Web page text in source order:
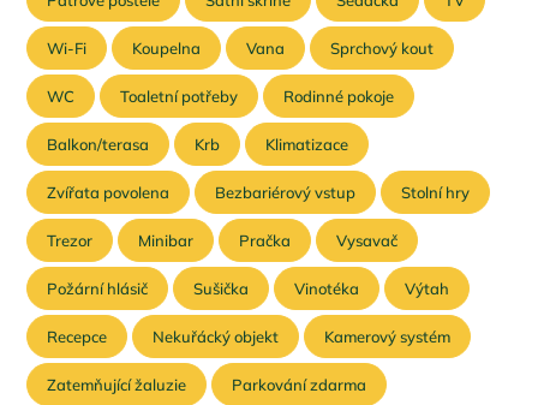
Wi-Fi Koupelna Vana Sprchový kout
WC Toaletní potřeby Rodinné pokoje
Balkon/terasa Krb Klimatizace
Zvířata povolena Bezbariérový vstup Stolní hry
Trezor Minibar Pračka Vysavač
Požární hlásič Sušička Vinotéka Výtah
Recepce Nekuřácký objekt Kamerový systém
Zatemňující žaluzie Parkování zdarma